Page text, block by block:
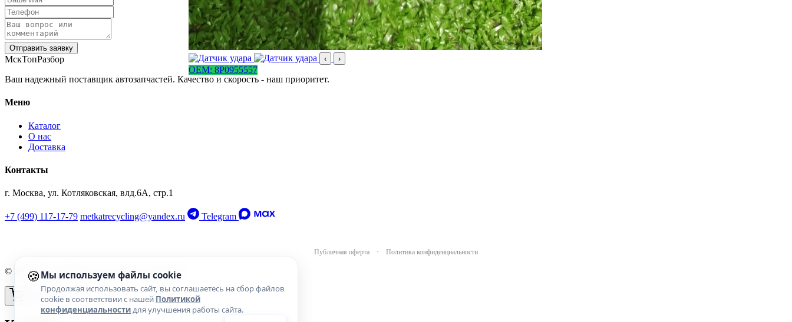
‹ ›
OEM: 8P0955557
Отправить заявку
МскТопРазбор
Ваш надежный поставщик автозапчастей. Качество и скорость - наш приоритет.
Меню
Каталог
О нас
Доставка
Контакты
г. Москва, ул. Котляковская, влд.6А, стр.1
+7 (499) 117-17-79 metkatrecycling@yandex.ru Telegram
Публичная оферта · Политика конфиденциальности
© 2026 МскТопРазбор. Все права защищены.
🍪 Мы используем файлы cookie
Продолжая использовать сайт, вы соглашаетесь на сбор файлов
cookie в соответствии с нашей Политикой
конфиденциальностидля улучшения работы сайта.